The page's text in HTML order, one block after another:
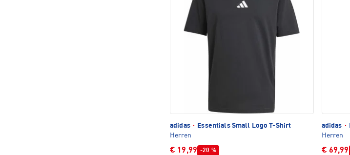
adidas ·
Essentials Small Logo T-Shirt
Herren
€ 19,99 -20 %
adidas ·
Herren
€ 69,99